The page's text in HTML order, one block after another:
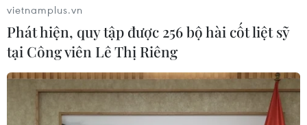
Global Immersion để tìm hiểu thị trường kinh doanh các
sản phẩm làm từ đậu nành tại Việt Nam.
vietnamplus.vn
Phát hiện, quy tập được 256 bộ hài cốt liệt sỹ
tại Công viên Lê Thị Riêng